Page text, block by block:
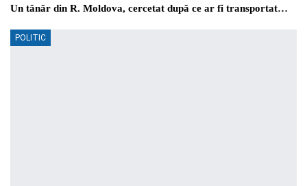
Un tânăr din R. Moldova, cercetat după ce ar fi transportat…
POLITIC